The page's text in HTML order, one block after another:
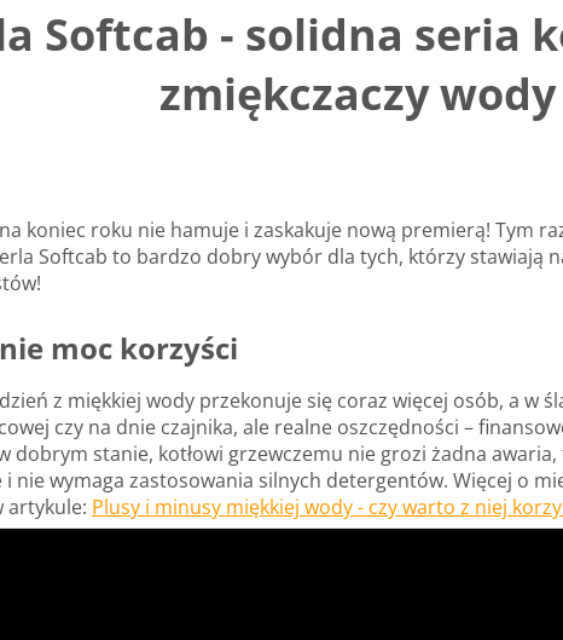
Softcab - solidna seria
zmiękczaczy wody
koniec roku nie hamuje i zaskakuje nową premierą! Tym
Softcab to bardzo dobry wybór dla tych, którzy stawiają
moc korzyści
z miękkiej wody przekonuje się coraz więcej osób, a w
czy na dnie czajnika, ale realne oszczędności –
dobrym stanie, kotłowi grzewczemu nie grozi żadna
nie wymaga zastosowania silnych detergentów. Więcej o
artykule: Plusy i minusy miękkiej wody - czy warto z niej